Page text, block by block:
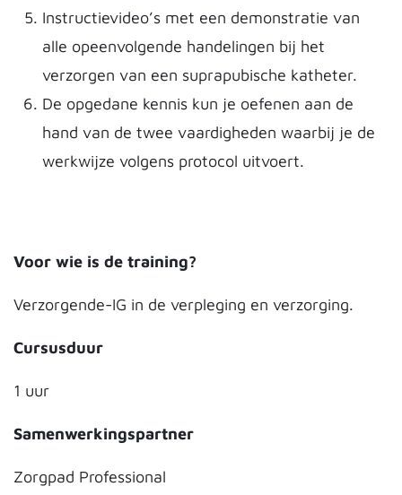
Instructievideo’s met een demonstratie van
alle opeenvolgende handelingen bij het
verzorgen van een suprapubische katheter.
De opgedane kennis kun je oefenen aan de
hand van de twee vaardigheden waarbij je de
werkwijze volgens protocol uitvoert.
Voor wie is de training?
Verzorgende-IG in de verpleging en verzorging.
Cursusduur
1 uur
Samenwerkingspartner
Zorgpad Professional